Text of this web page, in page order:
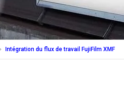
Intégration du flux de travail FujiFilm XMF